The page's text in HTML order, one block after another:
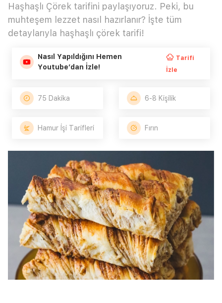
Haşhaşlı Çörek tarifini paylaşıyoruz. Peki, bu
muhteşem lezzet nasıl hazırlanır? İşte tüm
detaylarıyla haşhaşlı çörek tarifi!
Nasıl Yapıldığını Hemen
Youtube’dan İzle!
Tarifi
İzle
75 Dakika 6-8 Kişilik
Hamur İşi Tarifleri Fırın